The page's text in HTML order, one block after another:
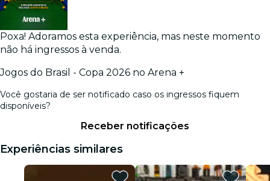
Poxa! Adoramos esta experiência, mas neste momento
não há ingressos à venda.
Jogos do Brasil - Copa 2026 no Arena +
Você gostaria de ser notificado caso os ingressos fiquem
disponíveis?
Receber notificações
Experiências similares